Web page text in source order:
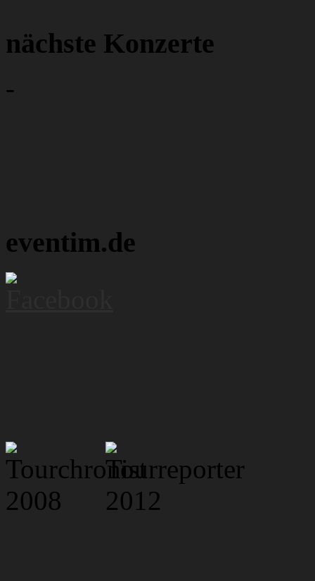
nächste Konzerte
-
eventim.de